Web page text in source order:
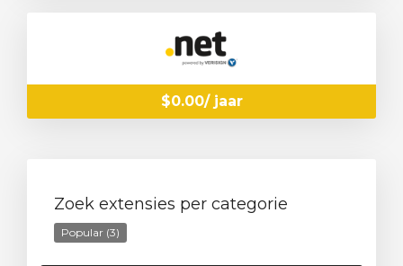
$0.00/ jaar
Zoek extensies per categorie
Popular (3)